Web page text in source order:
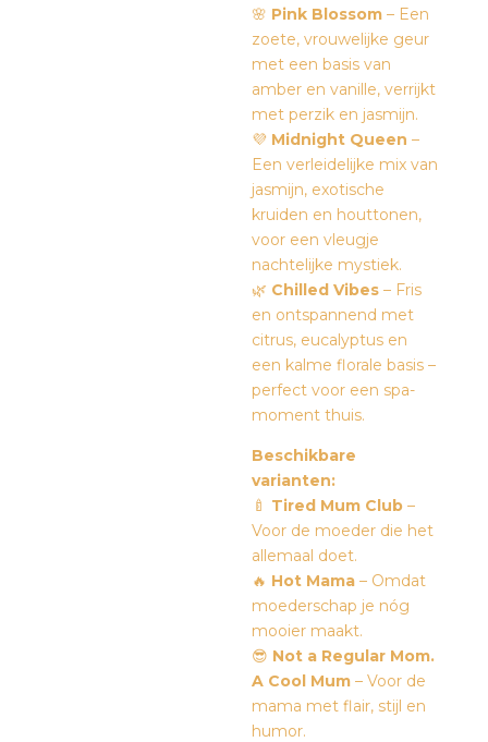
🌸 Pink Blossom – Een
zoete, vrouwelijke geur
met een basis van
amber en vanille, verrijkt
met perzik en jasmijn.
💜 Midnight Queen –
Een verleidelijke mix van
jasmijn, exotische
kruiden en houttonen,
voor een vleugje
nachtelijke mystiek.
🌿 Chilled Vibes – Fris
en ontspannend met
citrus, eucalyptus en
een kalme florale basis –
perfect voor een spa-
moment thuis.
Beschikbare
varianten:
🍼 Tired Mum Club –
Voor de moeder die het
allemaal doet.
🔥 Hot Mama – Omdat
moederschap je nóg
mooier maakt.
😎 Not a Regular Mom.
A Cool Mum – Voor de
mama met flair, stijl en
humor.